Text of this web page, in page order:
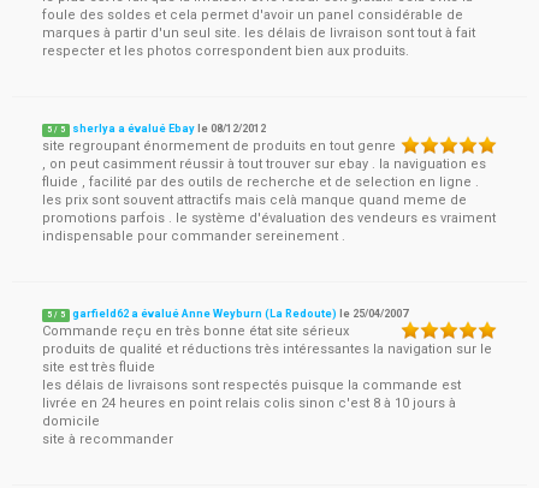
foule des soldes et cela permet d'avoir un panel considérable de
marques à partir d'un seul site. les délais de livraison sont tout à fait
respecter et les photos correspondent bien aux produits.
5 / 5 sherlya a évalué Ebay le08/12/2012
site regroupant énormement de produits en tout genre
, on peut casimment réussir à tout trouver sur ebay . la naviguation es
fluide , facilité par des outils de recherche et de selection en ligne .
les prix sont souvent attractifs mais celà manque quand meme de
promotions parfois . le système d'évaluation des vendeurs es vraiment
indispensable pour commander sereinement .
5 / 5 garfield62 a évalué Anne Weyburn (La Redoute) le 25/04/2007
Commande reçu en très bonne état site sérieux
produits de qualité et réductions très intéressantes la navigation sur le
site est très fluide
les délais de livraisons sont respectés puisque la commande est
livrée en 24 heures en point relais colis sinon c'est 8 à 10 jours à
domicile
site à recommander